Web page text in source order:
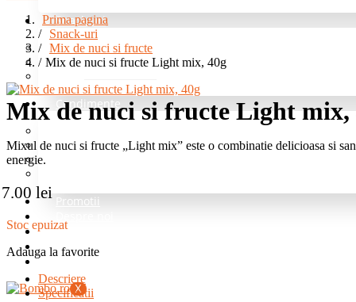
Snack-uri
Fructe deshidratate
Mix de nuci si fructe
Condimente
Mixuri de baza
Promotii
Blog
Intrebari Frecvente
Contact
X
Prima pagina
Snack-uri
Mix de nuci si fructe
Mix de nuci si fructe Light mix, 40g
Mix de nuci si fructe Light mix,
Mixul de nuci si fructe „Light mix” este o combinatie delicioasa si
energie.
7.00 lei
Stoc epuizat
Adauga la favorite
Descriere
Specificatii